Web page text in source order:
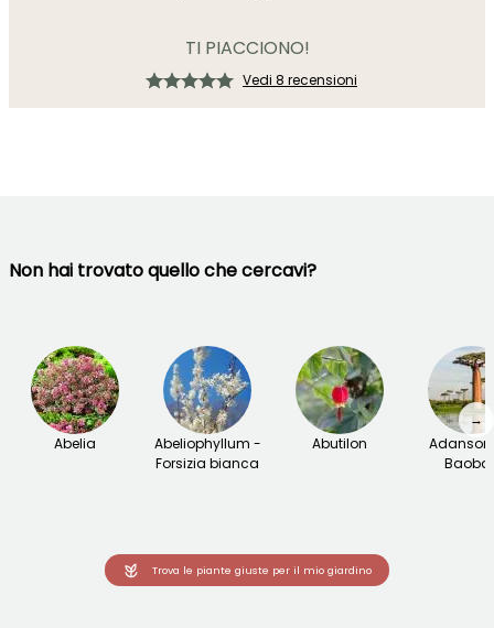
TI PIACCIONO!
Vedi 8 recensioni
Non hai trovato quello che cercavi?
Abelia
Abeliophyllum -
Forsizia bianca
Abutilon
→
Trova le piante giuste per il mio giardino